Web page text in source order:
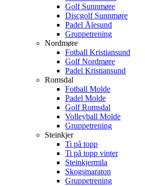
Golf Sunnmøre
Discgolf Sunnmøre
Padel Ålesund
Gruppetrening
Nordmøre
Fotball Kristiansund
Golf Nordmøre
Padel Kristiansund
Romsdal
Fotball Molde
Padel Molde
Golf Romsdal
Volleyball Molde
Gruppetrening
Steinkjer
Ti på topp
Ti på topp vinter
Steinkjermila
Skogsmaraton
Gruppetrening